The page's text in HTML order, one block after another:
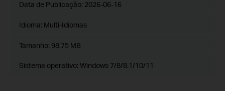
Data de Publicação: 2026-06-16
Idioma: Multi-Idiomas
Tamanho: 98.75 MB
Sistema operativo: Windows 7/8/8.1/10/11